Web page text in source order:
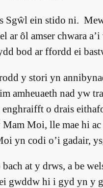
Sgŵl ein stido ni.
ôl amser chwara
bod ar ffordd ei
y stori yn
amheuaeth nad yw
o drais
Moi, lle mae hi
yn codi o’i gadair,
at y drws, a be
gwddw hi i gyd yn y